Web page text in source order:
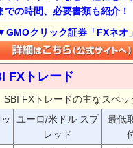
での時間、必要書類も紹介！
クリック証券「FXネオ
FXトレード
SBI FXトレードの主なスペッ
ユーロ/米ドル スプ
レッド
最低